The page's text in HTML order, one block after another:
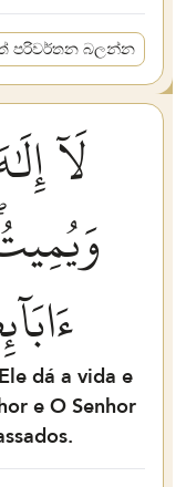
පරිවර්තන බලන්න
لَآ
dá a vida e
e O Senhor